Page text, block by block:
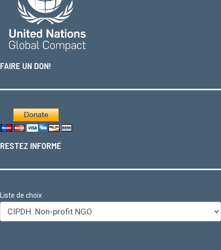
FAIRE UN DON!
RESTEZ INFORMÉ
Liste de choix